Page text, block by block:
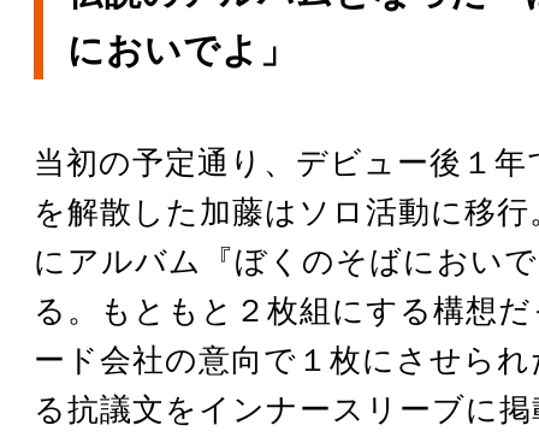
においでよ」
当初の予定通り、デビュー後１
を解散した加藤はソロ活動に移行
にアルバム『ぼくのそばにおい
る。もともと２枚組にする構想
ード会社の意向で１枚にさせら
る抗議文をインナースリーブに